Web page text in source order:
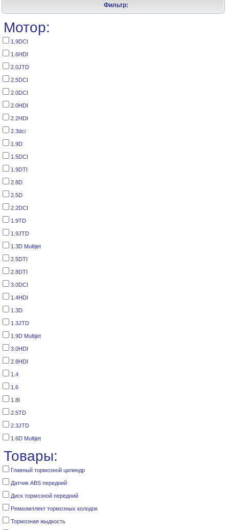
Фильтр:
Мотор:
1.9DCI
1.6HDI
2.0JTD
2.5DCI
2.0DCI
2.0HDI
2.2HDI
2.3dci
1.9D
1.5DCI
1.9DTI
2.8D
2.5D
2.2DCI
1.9TD
1.9JTD
1.3D Multijet
2.5DTI
2.8DTI
3.0DCI
1.4HDI
1.3D
1.3JTD
1.9D Multijet
3.0HDI
2.8HDI
1.4
1.6
1.8I
2.5TD
2.3JTD
1.6D Multijet
Товары:
Главный тормозной цилиндр
Датчик ABS передний
Диск тормозной передний
Ремкомплект тормозных колодок
Тормозная жыдкость